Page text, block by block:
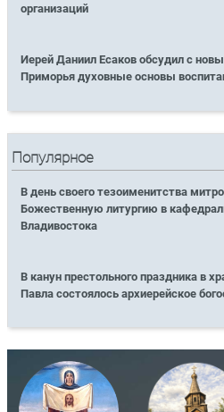
организаций
Иерей Даниил Есаков обсудил с
Приморья духовные основы
Популярное
В день своего тезоименитства
Божественную литургию в
Владивостока
В канун престольного праздника в
Павла состоялось архиерейское